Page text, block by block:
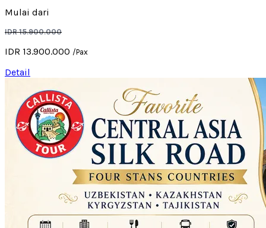
Mulai dari
IDR 15.900.000
IDR 13.900.000 /Pax
Detail